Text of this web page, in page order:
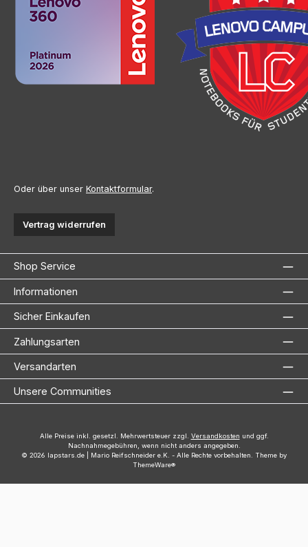
Oder über unser Kontaktformular.
Vertrag widerrufen
Shop Service
Informationen
Sicher Einkaufen
Zahlungsarten
Versandarten
Unsere Communities
Alle Preise inkl. gesetzl. Mehrwertsteuer zzgl. Versandkosten und ggf.
Nachnahmegebühren, wenn nicht anders angegeben.
© 2026 lapstars.de | Mario Reifschneider e.K. - Alle Rechte vorbehalten. Theme by
ThemeWare®